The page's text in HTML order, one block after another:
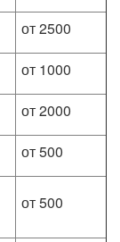
от 2500
от 1000
от 2000
от 500
от 500